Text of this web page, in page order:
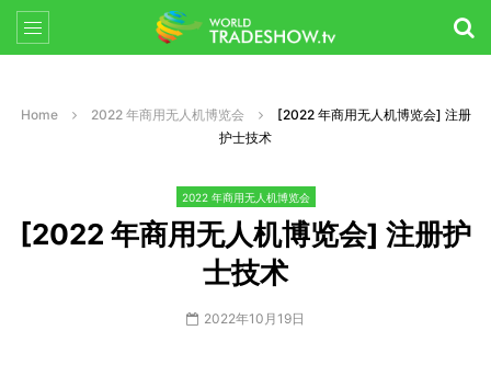
Home 2022 年商用无人机博览会
[2022 年商用无人机博览会] 注册
护士技术
2022 年商用无人机博览会
[2022 年商用无人机博览会] 注册护
士技术
2022年10月19日